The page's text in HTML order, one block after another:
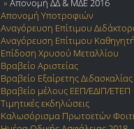
Απονομή ΔΔ & ΜΔΕ 2016
Απονομή Υποτροφιών
Αναγόρευση Επίτιμου
Αναγόρευση Επίτιμου Καθηγητή
Επίδοση Χρυσού Μεταλλίου
Βραβείο Αριστείας
Βραβείο Εξαίρετης Διδασκαλίας
Βραβείο μέλους ΕΕΠ/ΕΔΙΠ/ΕΤΕΠ
Τιμητικές εκδηλώσεις
Καλωσόρισμα Πρωτοετών